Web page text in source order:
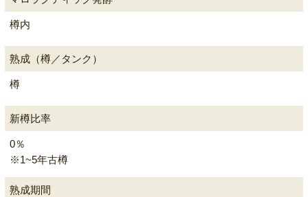
樽内
熟成（樽／タンク）
樽
新樽比率
0％
※1~5年古樽
熟成期間